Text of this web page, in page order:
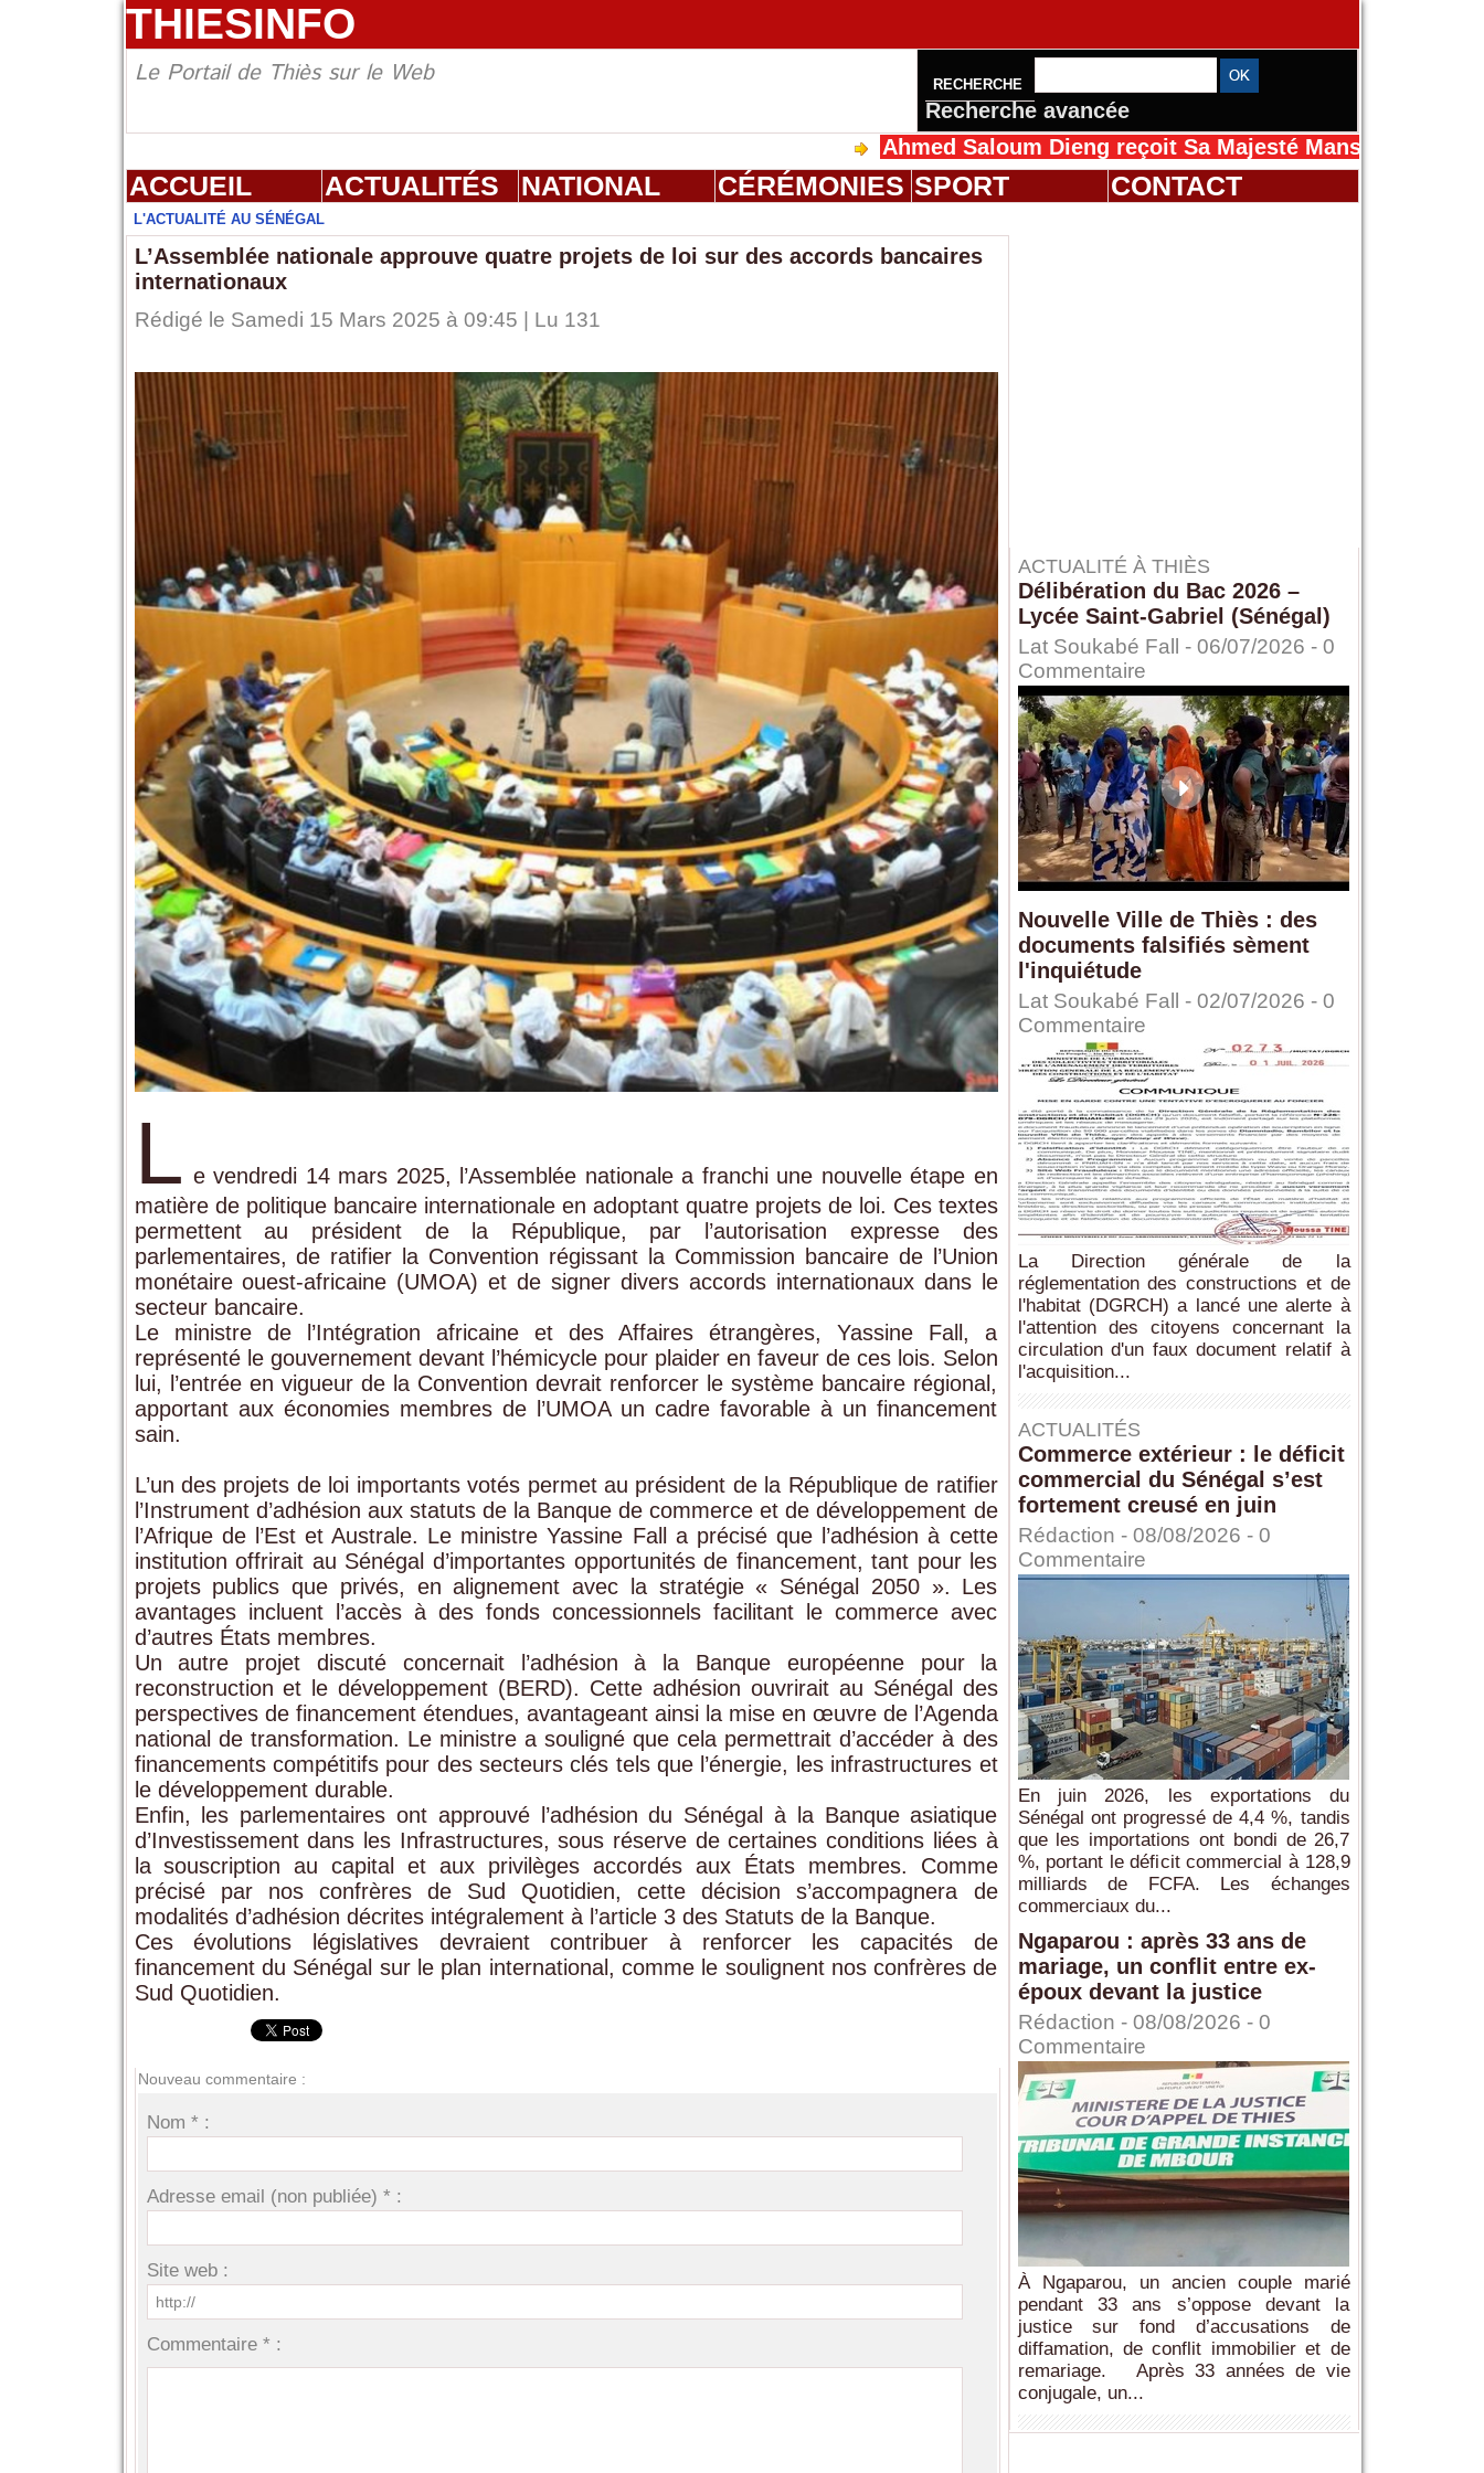
THIESINFO
Le Portail de Thiès sur le Web RECHERCHE
Recherche avancée
Ahmed Saloum Dieng reçoit Sa Majesté Mansah Cissé au Sénégal
ACCUEIL ACTUALITÉS NATIONAL CÉRÉMONIES SPORT CONTACT
L'ACTUALITÉ AU SÉNÉGAL
L’Assemblée nationale approuve quatre projets de loi sur des accords bancaires
internationaux
Rédigé le Samedi 15 Mars 2025 à 09:45 | Lu 131
L e vendredi 14 mars 2025, l’Assemblée nationale a franchi une nouvelle étape en
matière de politique bancaire internationale en adoptant quatre projets de loi. Ces textes
permettent au président de la République, par l’autorisation expresse des
parlementaires, de ratifier la Convention régissant la Commission bancaire de l’Union
monétaire ouest-africaine (UMOA) et de signer divers accords internationaux dans le
secteur bancaire.
Le ministre de l’Intégration africaine et des Affaires étrangères, Yassine Fall, a
représenté le gouvernement devant l’hémicycle pour plaider en faveur de ces lois. Selon
lui, l’entrée en vigueur de la Convention devrait renforcer le système bancaire régional,
apportant aux économies membres de l’UMOA un cadre favorable à un financement
sain.
L’un des projets de loi importants votés permet au président de la République de ratifier
l’Instrument d’adhésion aux statuts de la Banque de commerce et de développement de
l’Afrique de l’Est et Australe. Le ministre Yassine Fall a précisé que l’adhésion à cette
institution offrirait au Sénégal d’importantes opportunités de financement, tant pour les
projets publics que privés, en alignement avec la stratégie « Sénégal 2050 ». Les
avantages incluent l’accès à des fonds concessionnels facilitant le commerce avec
d’autres États membres.
Un autre projet discuté concernait l’adhésion à la Banque européenne pour la
reconstruction et le développement (BERD). Cette adhésion ouvrirait au Sénégal des
perspectives de financement étendues, avantageant ainsi la mise en œuvre de l’Agenda
national de transformation. Le ministre a souligné que cela permettrait d’accéder à des
financements compétitifs pour des secteurs clés tels que l’énergie, les infrastructures et
le développement durable.
Enfin, les parlementaires ont approuvé l’adhésion du Sénégal à la Banque asiatique
d’Investissement dans les Infrastructures, sous réserve de certaines conditions liées à
la souscription au capital et aux privilèges accordés aux États membres. Comme
précisé par nos confrères de Sud Quotidien, cette décision s’accompagnera de
modalités d’adhésion décrites intégralement à l’article 3 des Statuts de la Banque.
Ces évolutions législatives devraient contribuer à renforcer les capacités de
financement du Sénégal sur le plan international, comme le soulignent nos confrères de
Sud Quotidien.
Nouveau commentaire :
Nom * :
Adresse email (non publiée) * :
Site web :
Commentaire * :
ACTUALITÉ À THIÈS
Délibération du Bac 2026 –
Lycée Saint-Gabriel (Sénégal)
Lat Soukabé Fall - 06/07/2026 - 0
Commentaire
Nouvelle Ville de Thiès : des
documents falsifiés sèment
l'inquiétude
Lat Soukabé Fall - 02/07/2026 - 0
Commentaire
La Direction générale de la
réglementation des constructions et de
l'habitat (DGRCH) a lancé une alerte à
l'attention des citoyens concernant la
circulation d'un faux document relatif à
l'acquisition...
ACTUALITÉS
Commerce extérieur : le déficit
commercial du Sénégal s’est
fortement creusé en juin
Rédaction - 08/08/2026 - 0
Commentaire
En juin 2026, les exportations du
Sénégal ont progressé de 4,4 %, tandis
que les importations ont bondi de 26,7
%, portant le déficit commercial à 128,9
milliards de FCFA. Les échanges
commerciaux du...
Ngaparou : après 33 ans de
mariage, un conflit entre ex-
époux devant la justice
Rédaction - 08/08/2026 - 0
Commentaire
À Ngaparou, un ancien couple marié
pendant 33 ans s’oppose devant la
justice sur fond d’accusations de
diffamation, de conflit immobilier et de
remariage. Après 33 années de vie
conjugale, un...